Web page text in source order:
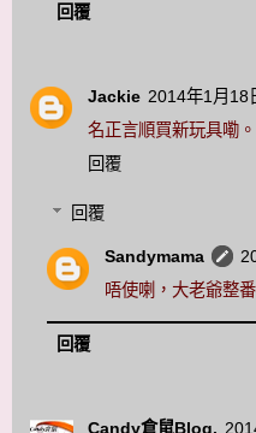
回覆
Jackie 2014年1月18
名正言順買新玩具嘞。
回覆
回覆
Sandymama
唔使喇，大老爺整
回覆
Candy倉鼠Blog.